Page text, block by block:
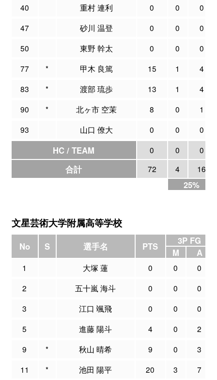
40
重村 連利 0 0
0
47
砂川 温登 0 0
0
50
東野 幹太 0 0
0
77
* 甲木 良篤 15 1
4
83
* 渡部 琉歩 13 1
4
90
* 北ヶ市 空茉 8 0
1
93
山口 僚大 0 0 0
HC / TEAM 0 0 0
合計 72 4 16
25%
文星芸術大学附属高等学校
No S 選手名 PTS
3P FG
M
A
1 大塚 蓮 0 0
0
2
五十嵐 海斗 0 0
0
3
江口 颯飛 0 0
0
5
進藤 陽斗 4 0
2
9
* 秋山 晴希 9 0
3
11
* 池田 陽平 20 3 7